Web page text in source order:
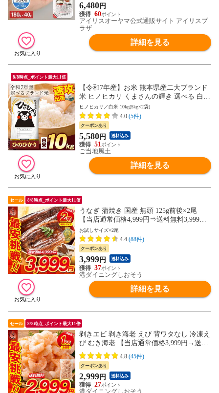
6,480円
60
アイリスオーヤマ公式通販サイト アイリスプ
ラザ
詳細を見る
8/8時点_ポイント最大11倍
【令和7年産】お米 熊本県産二大ブランド
米 ヒノヒカリ くまさんの輝き 選べる 白米
5kg 10kg 20kg 単一原料米 ひのひかり コメ
精米 備蓄米 ではありません《7-14営業日
以内に発送予定(土日祝日除く)》---d2_hino
r7_wx_25_7980_10kg---
ヒノヒカリ／白米 10kg(5kg×2袋)
4.0 (5件)
クーポンあり
5,580円 送料込み
51
ご当地風土
詳細を見る
セール 8/8時点_ポイント最大11倍
うなぎ 蒲焼き 国産 無頭 125g前後×2尾
【当店通常価格4,999円⇒送料無料3,999
円！】ウナギ 鰻 化粧箱 プレゼント 贈り物
ギフト
お試しサイズ×2尾
4.4 (88件)
クーポンあり
3,999円 送料込み
37
港ダイニングしおそう
詳細を見る
セール 8/8時点_ポイント最大11倍
剥きエビ 剥き海老 えび 背ワタなし 冷凍え
び むき海老 【当店通常価格3,999円→送料
無料2,999円！】バナメイ 剥き身 1kg （解
凍後800g）大粒サイズ 海鮮 冷凍 海老 1キ
ロ 大量 贈答 送料無料
4.8 (45件)
クーポンあり
2,999円 送料込み
27
港ダイニングしおそう